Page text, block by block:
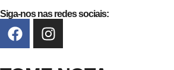
Siga-nos nas redes sociais: